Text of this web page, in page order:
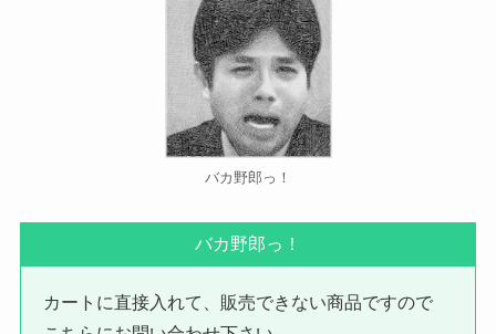
バカ野郎っ！
バカ野郎っ！
カートに直接入れて、販売できない商品ですので